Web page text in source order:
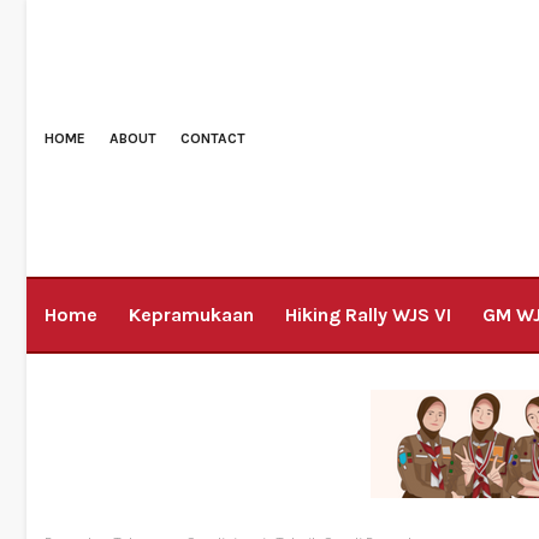
HOME ABOUT CONTACT
Home Kepramukaan Hiking Rally WJS VI GM